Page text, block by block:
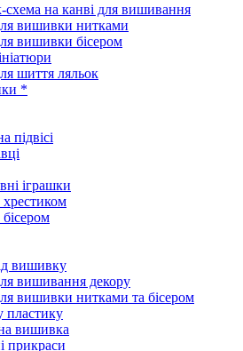
на канві для вишивання
вишивки нитками
вишивки бісером
шиття ляльок
*
підвісі
іграшки
вишивку
вишивання декору
вишивки нитками та бісером
пластику
вишивка
прикраси